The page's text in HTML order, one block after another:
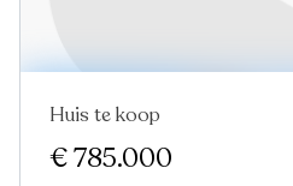
Huis te koop
€ 785.000